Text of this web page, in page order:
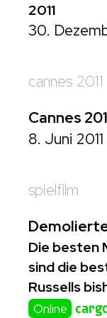
2011
30.
cannes 2011
Cannes
8. Juni 2011
spielfilm
Die besten
sind die
Russells
Online